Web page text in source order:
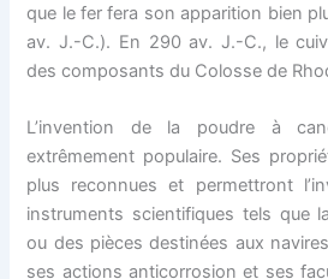
que le fer fera son apparition bien
av. J.-C.). En 290 av. J.-C., le
des composants du Colosse de
L’invention de la poudre à
extrêmement populaire. Ses
plus reconnues et permettront
instruments scientifiques tels que
ou des pièces destinées aux
ses actions anticorrosion et ses